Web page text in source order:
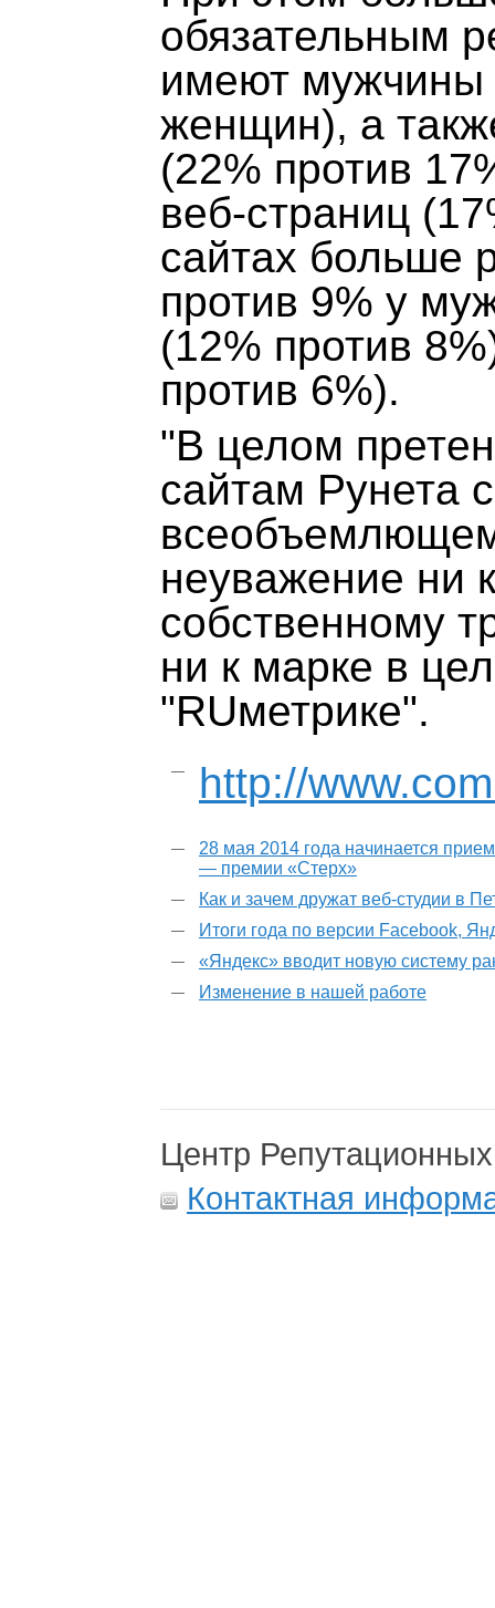
обязательным
имеют мужчины
женщин), а
(22% против
веб-страниц
сайтах больше
против 9% у
(12% против
против 6%).
"В целом
сайтам Рунета
неуважение ни
собственному
ни к марке в
"RUметрике".
http://
28 мая 2014 года начинается
— премии «Стерх»
Как и зачем дружат веб-студии в
Итоги года по версии Facebook,
«Яндекс» вводит новую систему
Изменение в нашей работе
Центр
Контактная